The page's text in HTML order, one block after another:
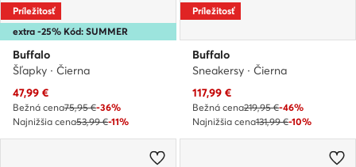
extra -25% Kód: SUMMER
Príležitosť
Buffalo
Šľapky · Čierna
Aktuálna cena
47,99 €
Bežná cena75,95 €-36%
Najnižšia cena53,99 €-11%
Príležitosť
Buffalo
Sneakersy · Čierna
Aktuálna cena
117,99 €
Bežná cena219,95 €-46%
Najnižšia cena131,99 €-10%